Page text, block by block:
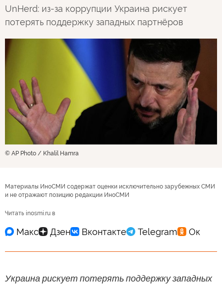
UnHerd: из-за коррупции Украина рискует
потерять поддержку западных партнёров
© AP Photo / Khalil Hamra
Материалы ИноСМИ содержат оценки исключительно зарубежных СМИ
и не отражают позицию редакции ИноСМИ
Читать inosmi.ru в
Украина рискует потерять поддержку западных